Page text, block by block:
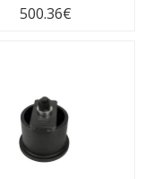
500.36€